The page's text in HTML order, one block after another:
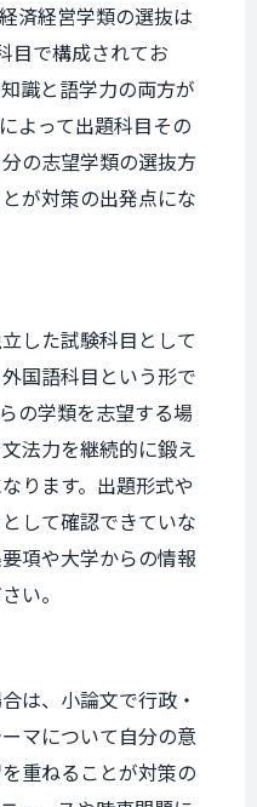
済経営学類の選抜は
目で構成されてお
識と語学力の両方が
よって出題科目その
の志望学類の選抜方
が対策の出発点にな
した試験科目として
国語科目という形で
の学類を志望する場
法力を継続的に鍛え
ります。出題形式や
して確認できていな
項や大学からの情報
い。
は、小論文で行政・
マについて自分の意
重ねることが対策の